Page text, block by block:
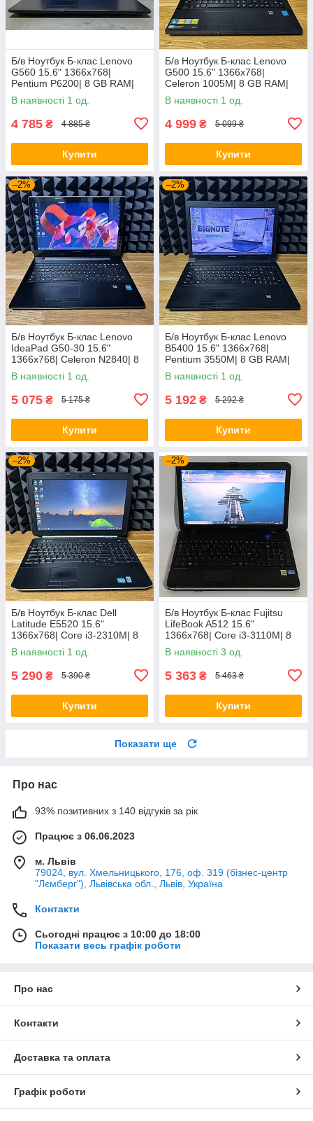
Б/в Ноутбук Б-клас Lenovo
G560 15.6" 1366x768|
Pentium P6200| 8 GB RAM|
120 GB SSD| HD
В наявності 1 од.
4 785 ₴ 4 885 ₴
Купити
Б/в Ноутбук Б-клас Lenovo
G500 15.6" 1366x768|
Celeron 1005M| 8 GB RAM|
128 GB SSD| HD
В наявності 1 од.
4 999 ₴ 5 099 ₴
Купити
–2%
Б/в Ноутбук Б-клас Lenovo
IdeaPad G50-30 15.6"
1366x768| Celeron N2840| 8
GB RAM| 128 GB SSD| HD
В наявності 1 од.
5 075 ₴ 5 175 ₴
Купити
–2%
Б/в Ноутбук Б-клас Lenovo
B5400 15.6" 1366x768|
Pentium 3550M| 8 GB RAM|
128 GB SSD| HD
В наявності 1 од.
5 192 ₴ 5 292 ₴
Купити
–2%
Б/в Ноутбук Б-клас Dell
Latitude E5520 15.6"
1366x768| Core i3-2310M| 8
GB RAM| 128 GB SSD| HD
3000
В наявності 1 од.
5 290 ₴ 5 390 ₴
Купити
–2%
Б/в Ноутбук Б-клас Fujitsu
LifeBook A512 15.6"
1366x768| Core i3-3110M| 8
GB RAM| 320 GB HDD| HD
4000
В наявності 3 од.
5 363 ₴ 5 463 ₴
Купити
Показати ще
Про нас
93% позитивних з 140 відгуків за рік
Працює з 06.06.2023
м. Львів
79024, вул. Хмельницького, 176, оф. 319 (бізнес-центр
"Лємберг"), Львівська обл., Львів, Україна
Контакти
Сьогодні працює з 10:00 до 18:00
Показати весь графік роботи
Про нас
Контакти
Доставка та оплата
Графік роботи